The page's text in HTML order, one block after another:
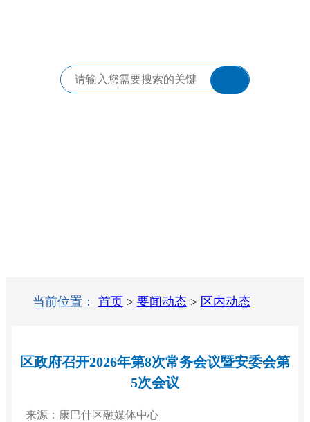
当前位置： 首页 > 要闻动态 > 区内动态
区政府召开2026年第8次常务会议暨安委会第
5次会议
来源：康巴什区融媒体中心